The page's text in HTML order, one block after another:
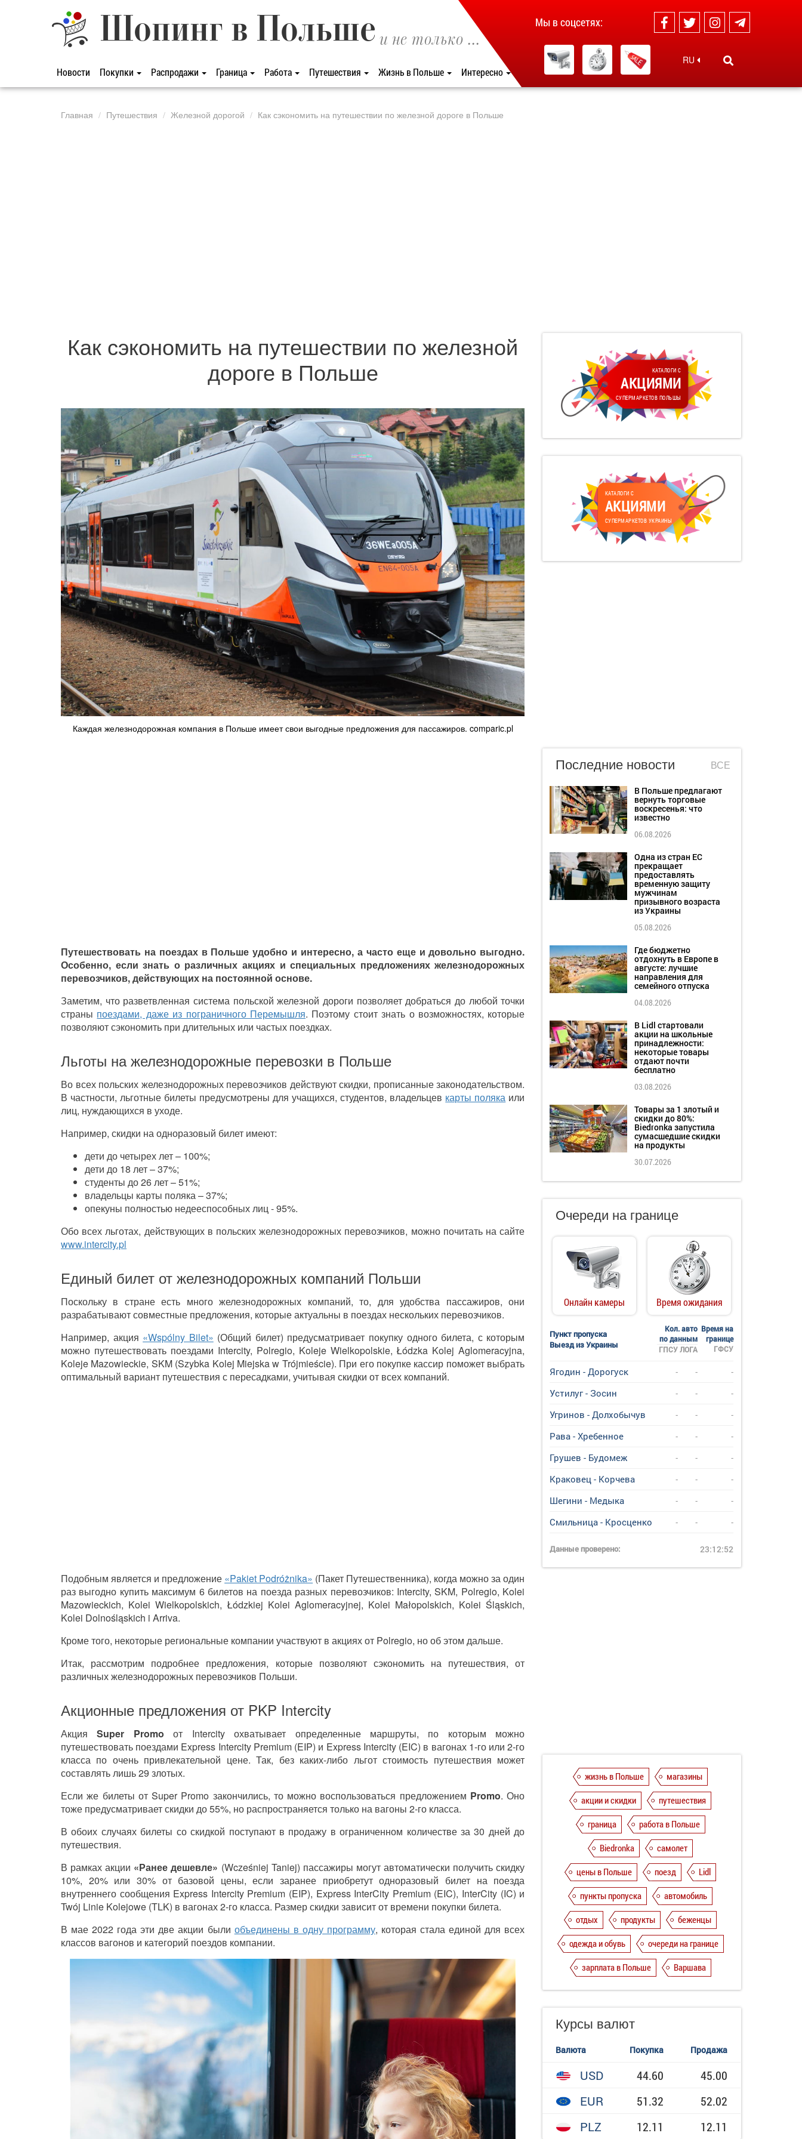
Шопинг в Польше и не только ...
Новости Покупки Распродажи Граница Работа Путешествия Жизнь в Польше Интересно
Мы в соцсетях:
RU
Главная Путешествия Железной дорогой Как сэкономить на путешествии по железной дороге в Польше
Как сэкономить на путешествии по железной
дороге в Польше
Каждая железнодорожная компания в Польше имеет свои выгодные предложения для пассажиров. comparic.pl
Путешествовать на поездах в Польше удобно и интересно, а часто еще и довольно выгодно.
Особенно, если знать о различных акциях и специальных предложениях железнодорожных
перевозчиков, действующих на постоянной основе.
Заметим, что разветвленная система польской железной дороги позволяет добраться до любой точки
страны поездами, даже из пограничного Перемышля. Поэтому стоит знать о возможностях, которые
позволяют сэкономить при длительных или частых поездках.
Льготы на железнодорожные перевозки в Польше
Во всех польских железнодорожных перевозчиков действуют скидки, прописанные законодательством.
В частности, льготные билеты предусмотрены для учащихся, студентов, владельцев карты поляка или
лиц, нуждающихся в уходе.
Например, скидки на одноразовый билет имеют:
дети до четырех лет – 100%;
дети до 18 лет – 37%;
студенты до 26 лет – 51%;
владельцы карты поляка – 37%;
опекуны полностью недееспособных лиц - 95%.
Обо всех льготах, действующих в польских железнодорожных перевозчиков, можно почитать на сайте
www.intercity.pl
Единый билет от железнодорожных компаний Польши
Поскольку в стране есть много железнодорожных компаний, то, для удобства пассажиров, они
разрабатывают совместные предложения, которые актуальны в поездах нескольких перевозчиков.
Например, акция «Wspólny Bilet» (Общий билет) предусматривает покупку одного билета, с которым
можно путешествовать поездами Intercity, Polregio, Koleje Wielkopolskie, Łódzka Kolej Aglomeracyjna,
Koleje Mazowieckie, SKM (Szybka Kolej Miejska w Trójmieście). При его покупке кассир поможет выбрать
оптимальный вариант путешествия с пересадками, учитывая скидки от всех компаний.
Подобным является и предложение «Pakiet Podróżnika» (Пакет Путешественника), когда можно за один
раз выгодно купить максимум 6 билетов на поезда разных перевозчиков: Intercity, SKM, Polregio, Kolei
Mazowieckich, Kolei Wielkopolskich, Łódzkiej Kolei Aglomeracyjnej, Kolei Małopolskich, Kolei Śląskich,
Kolei Dolnośląskich i Arriva.
Кроме того, некоторые региональные компании участвуют в акциях от Polregio, но об этом дальше.
Итак, рассмотрим подробнее предложения, которые позволяют сэкономить на путешествия, от
различных железнодорожных перевозчиков Польши.
Акционные предложения от PKP Intercity
АкцияSuper Promo от Intercity охватывает определенные маршруты, по которым можно
путешествовать поездами Express Intercity Premium (EIP) и Express Intercity (EIC) в вагонах 1-го или 2-го
класса по очень привлекательной цене. Так, без каких-либо льгот стоимость путешествия может
составлять лишь 29 злотых.
Если же билеты от Super Promo закончились, то можно воспользоваться предложением Promo. Оно
тоже предусматривает скидки до 55%, но распространяется только на вагоны 2-го класса.
В обоих случаях билеты со скидкой поступают в продажу в ограниченном количестве за 30 дней до
путешествия.
В рамках акции «Ранее дешевле» (Wcześniej Taniej) пассажиры могут автоматически получить скидку
10%, 20% или 30% от базовой цены, если заранее приобретут одноразовый билет на поезда
внутреннего сообщения Express Intercity Premium (EIP), Express InterCity Premium (EIC), InterCity (IC) и
Twój Linie Kolejowe (TLK) в вагонах 2-го класса. Размер скидки зависит от времени покупки билета.
В мае 2022 года эти две акции были объединены в одну программу, которая стала единой для всех
классов вагонов и категорий поездов компании.
КАТАЛОГИ С
АКЦИЯМИ
СУПЕРМАРКЕТОВ ПОЛЬШЫ
КАТАЛОГИ С
АКЦИЯМИ
СУПЕРМАРКЕТОВ УКРАИНЫ
Последние новости ВСЕ
В Польше предлагают
вернуть торговые
воскресенья: что
известно
06.08.2026
Одна из стран ЕС
прекращает
предоставлять
временную защиту
мужчинам
призывного возраста
из Украины
05.08.2026
Где бюджетно
отдохнуть в Европе в
августе: лучшие
направления для
семейного отпуска
04.08.2026
В Lidl стартовали
акции на школьные
принадлежности:
некоторые товары
отдают почти
бесплатно
03.08.2026
Товары за 1 злотый и
скидки до 80%:
Biedronka запустила
сумасшедшие скидки
на продукты
30.07.2026
Очереди на границе
Онлайн камеры Время ожидания
Пункт пропуска
Выезд из Украины
Кол. авто
по данным
Время на
границе
ГФСУ
ГПСУ ЛОГА
Ягодин - Дорогуск - -
-
Устилуг - Зосин
- -
-
Угринов - Долхобычув
- -
-
Рава - Хребенное
- -
-
Грушев - Будомеж
- -
-
Краковец - Корчева
- -
-
Шегини - Медыка
- -
-
Смильница - Кросценко
- - -
Данные проверено: 23:12:52
жизнь в Польше
магазины
акции и скидки
путешествия
граница
работа в Польше
Biedronka
самолет
цены в Польше
поезд
Lidl
пункты пропуска
автомобиль
отдых
продукты
беженцы
одежда и обувь
очереди на границе
зарплата в Польше
Варшава
Курсы валют
Валюта Покупка Продажа
USD 44.60
45.00
EUR
51.32
52.02
PLZ
12.11 12.11